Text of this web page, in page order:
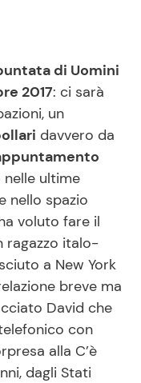
Feste
per Bambini
di Uomini
2017: ci sarà
un
davvero da
ultime
nello spazio
voluto fare il
ragazzo italo-
a New York
breve ma
David che
con
alla C’è
dagli Stati